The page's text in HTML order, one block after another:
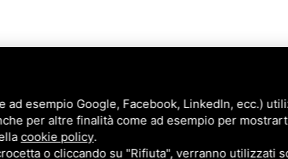
ad esempio Google, Facebook, LinkedIn, ecc.)
per altre finalità come ad esempio per
cookie policy.
o cliccando su "Rifiuta", verranno utilizzati
Annunci
Blog